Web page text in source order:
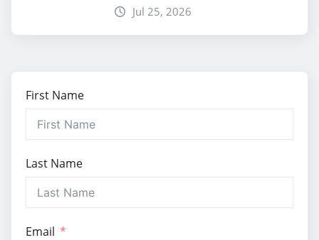
Jul 25, 2026
First Name
Last Name
Email